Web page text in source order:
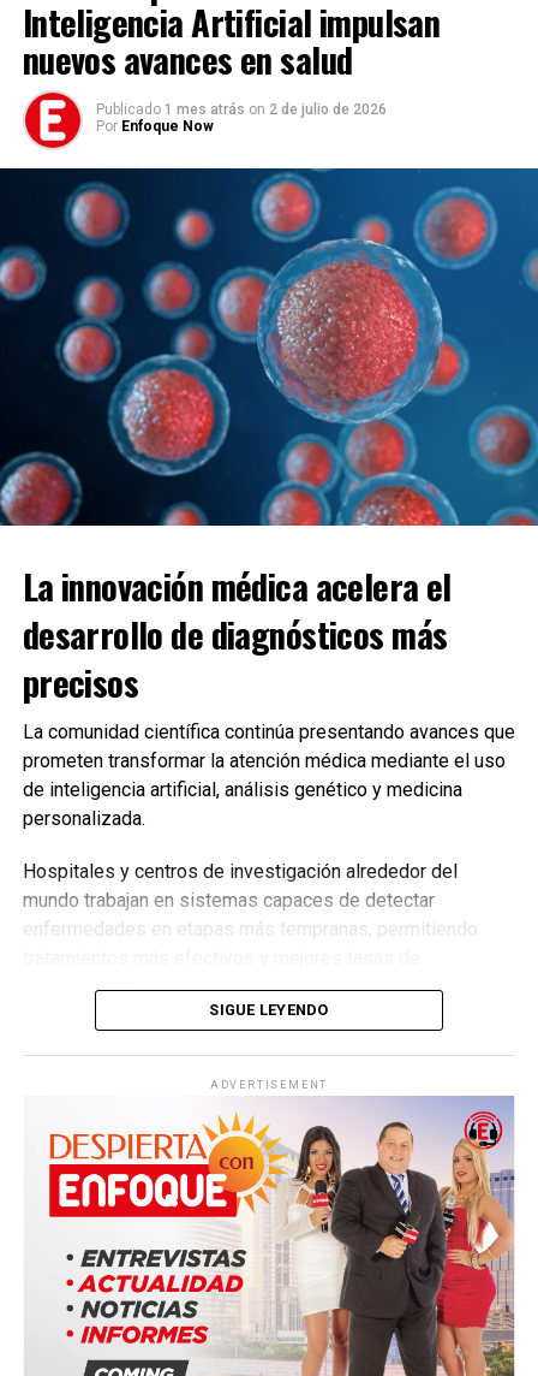
Inteligencia Artificial impulsan
nuevos avances en salud
Publicado 1 mes atrás on 2 de julio de 2026
Por Enfoque Now
La innovación médica acelera el
desarrollo de diagnósticos más
precisos
La comunidad científica continúa presentando avances que
prometen transformar la atención médica mediante el uso
de inteligencia artificial, análisis genético y medicina
personalizada.
Hospitales y centros de investigación alrededor del
mundo trabajan en sistemas capaces de detectar
enfermedades en etapas más tempranas, permitiendo
recuperación.
Nuevas herramientas para los
Entre los desarrollos más prometedores destacan:
Sistemas de diagnóstico asistidos por IA.
Terapias dirigidas contra distintos tipos de cáncer.
Estudios genómicos para tratamientos
personalizados.
Nuevos métodos para identificar enfermedades
SIGUE LEYENDO
ADVERTISEMENT